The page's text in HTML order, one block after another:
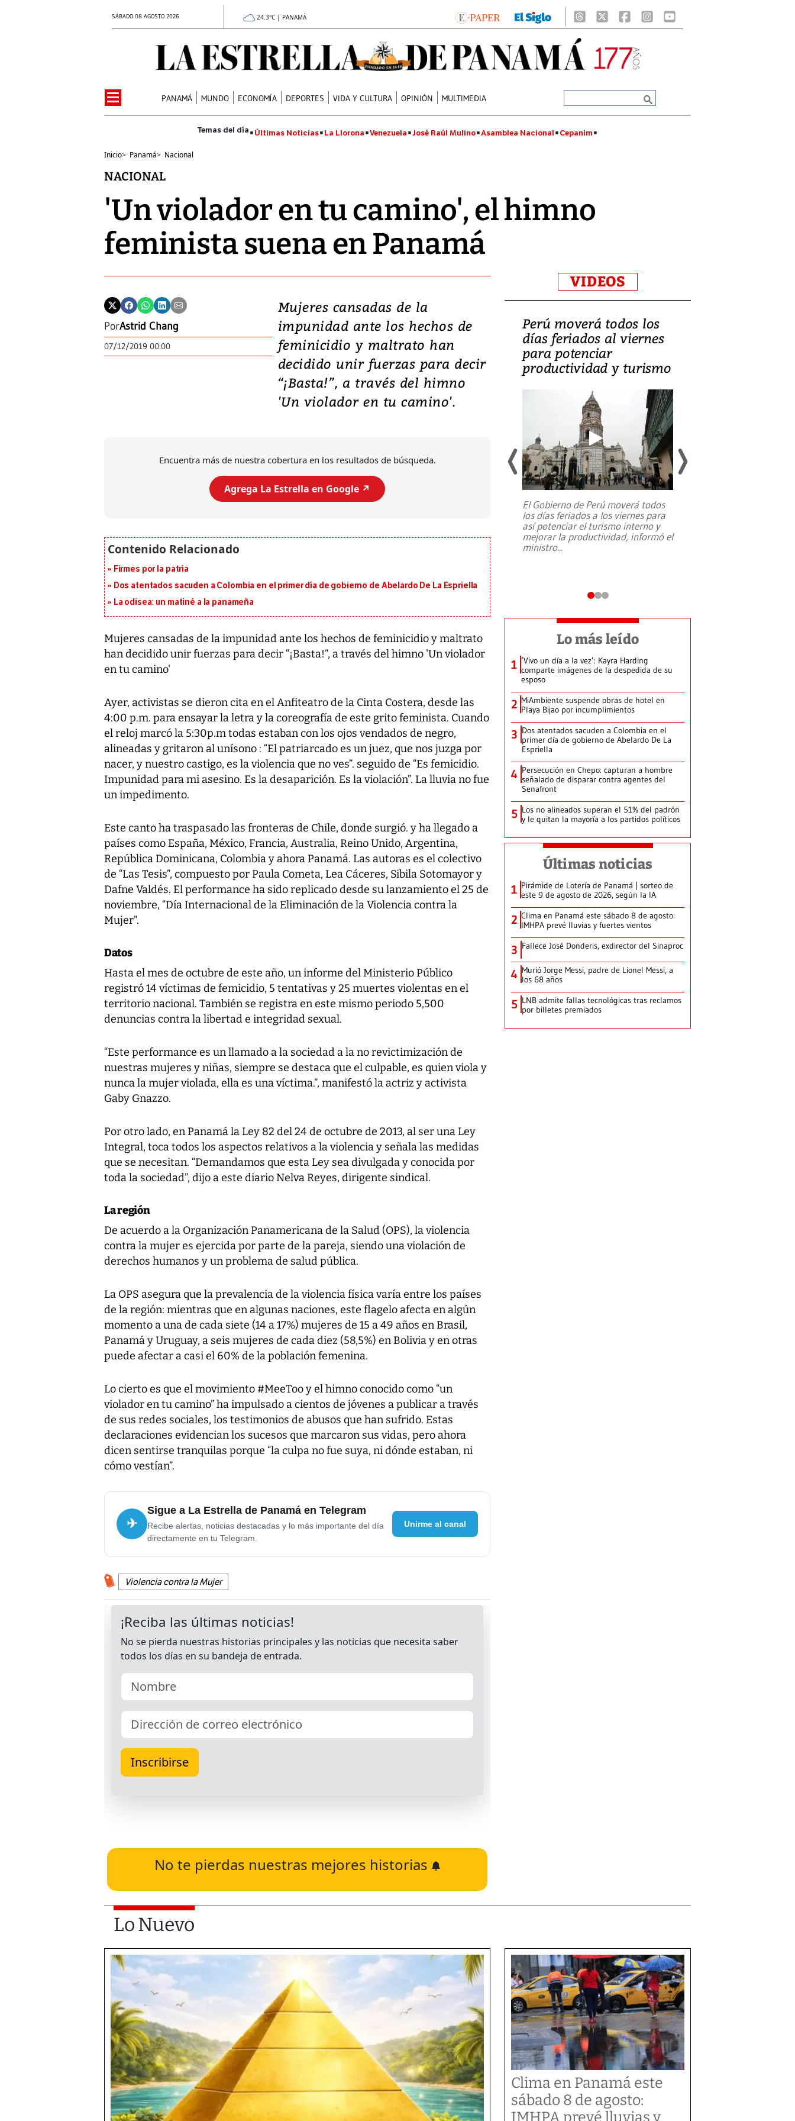
SÁBADO 08 AGOSTO 2026 24.3°C | PANAMÁ
PANAMÁ MUNDO ECONOMÍA DEPORTES VIDA Y CULTURA OPINIÓN MULTIMEDIA
Últimas Noticias La Llorona Venezuela José Raúl Mulino Asamblea Nacional Cepanim
Inicio> Panamá> Nacional
NACIONAL
'Un violador en tu camino', el himno
feminista suena en Panamá
PorAstrid Chang
07/12/2019 00:00
Mujeres cansadas de la
impunidad ante los hechos de
feminicidio y maltrato han
decidido unir fuerzas para decir
“¡Basta!”, a través del himno
'Un violador en tu camino'.
Encuentra más de nuestra cobertura en los resultados de búsqueda.
Agrega La Estrella en Google ↗️
Firmes por la patria
Dos atentados sacuden a Colombia en el primer día de gobierno de Abelardo De La Espriella
La odisea: un matiné a la panameña
Mujeres cansadas de la impunidad ante los hechos de feminicidio y maltrato
han decidido unir fuerzas para decir “¡Basta!”, a través del himno 'Un violador
en tu camino'
Ayer, activistas se dieron cita en el Anfiteatro de la Cinta Costera, desde las
4:00 p.m. para ensayar la letra y la coreografía de este grito feminista. Cuando
el reloj marcó la 5:30p.m todas estaban con los ojos vendados de negro,
alineadas y gritaron al unísono : “El patriarcado es un juez, que nos juzga por
nacer, y nuestro castigo, es la violencia que no ves”. seguido de “Es femicidio.
Impunidad para mi asesino. Es la desaparición. Es la violación”. La lluvia no fue
un impedimento.
Este canto ha traspasado las fronteras de Chile, donde surgió. y ha llegado a
países como España, México, Francia, Australia, Reino Unido, Argentina,
República Dominicana, Colombia y ahora Panamá. Las autoras es el colectivo
de “Las Tesis”, compuesto por Paula Cometa, Lea Cáceres, Sibila Sotomayor y
Dafne Valdés. El performance ha sido replicado desde su lanzamiento el 25 de
noviembre, “Día Internacional de la Eliminación de la Violencia contra la
Mujer”.
Datos
Hasta el mes de octubre de este año, un informe del Ministerio Público
registró 14 víctimas de femicidio, 5 tentativas y 25 muertes violentas en el
territorio nacional. También se registra en este mismo periodo 5,500
denuncias contra la libertad e integridad sexual.
“Este performance es un llamado a la sociedad a la no revictimización de
nuestras mujeres y niñas, siempre se destaca que el culpable, es quien viola y
nunca la mujer violada, ella es una víctima.”, manifestó la actriz y activista
Gaby Gnazzo.
Por otro lado, en Panamá la Ley 82 del 24 de octubre de 2013, al ser una Ley
Integral, toca todos los aspectos relativos a la violencia y señala las medidas
que se necesitan. “Demandamos que esta Ley sea divulgada y conocida por
toda la sociedad”, dijo a este diario Nelva Reyes, dirigente sindical.
La región
De acuerdo a la Organización Panamericana de la Salud (OPS), la violencia
contra la mujer es ejercida por parte de la pareja, siendo una violación de
derechos humanos y un problema de salud pública.
La OPS asegura que la prevalencia de la violencia física varía entre los países
de la región: mientras que en algunas naciones, este flagelo afecta en algún
momento a una de cada siete (14 a 17%) mujeres de 15 a 49 años en Brasil,
Panamá y Uruguay, a seis mujeres de cada diez (58,5%) en Bolivia y en otras
puede afectar a casi el 60% de la población femenina.
Lo cierto es que el movimiento #MeeToo y el himno conocido como “un
violador en tu camino” ha impulsado a cientos de jóvenes a publicar a través
de sus redes sociales, los testimonios de abusos que han sufrido. Estas
declaraciones evidencian los sucesos que marcaron sus vidas, pero ahora
dicen sentirse tranquilas porque “la culpa no fue suya, ni dónde estaban, ni
cómo vestían”.
✈
Sigue a La Estrella de Panamá en Telegram
Recibe alertas, noticias destacadas y lo más importante del día
directamente en tu Telegram.
Unirme al canal
Violencia contra la Mujer
No te pierdas nuestras mejores historias
VIDEOS
Video: Lula lanza su
candidatura con
promesas de inversión
en defensa, educación y
tierras raras
presidente de Brasil, Luiz Inácio Lula
Perú moverá todos los
días feriados al viernes
para potenciar
productividad y turismo
El Gobierno de Perú moverá todos
los días feriados a los viernes para
así potenciar el turismo interno y
mejorar la productividad, informó el
ministro...
Lo más leído
1 ‘Vivo un día a la vez’: Kayra Harding
comparte imágenes de la despedida de su
esposo
2 MiAmbiente suspende obras de hotel en
Playa Bijao por incumplimientos
3 Dos atentados sacuden a Colombia en el
primer día de gobierno de Abelardo De La
Espriella
4 Persecución en Chepo: capturan a hombre
señalado de disparar contra agentes del
Senafront
5 Los no alineados superan el 51% del padrón
y le quitan la mayoría a los partidos políticos
Últimas noticias
1 Pirámide de Lotería de Panamá | sorteo de
este 9 de agosto de 2026, según la IA
2 Clima en Panamá este sábado 8 de agosto:
IMHPA prevé lluvias y fuertes vientos
3 Fallece José Donderis, exdirector del Sinaproc
4 Murió Jorge Messi, padre de Lionel Messi, a
los 68 años
5 LNB admite fallas tecnológicas tras reclamos
por billetes premiados
Lo Nuevo
Clima en Panamá este
sábado 8 de agosto:
IMHPA prevé lluvias y